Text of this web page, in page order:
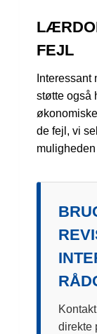
FEJL
støtte også
de fejl, vi
direkte